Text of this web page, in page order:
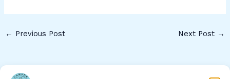
← Previous Post Next Post →